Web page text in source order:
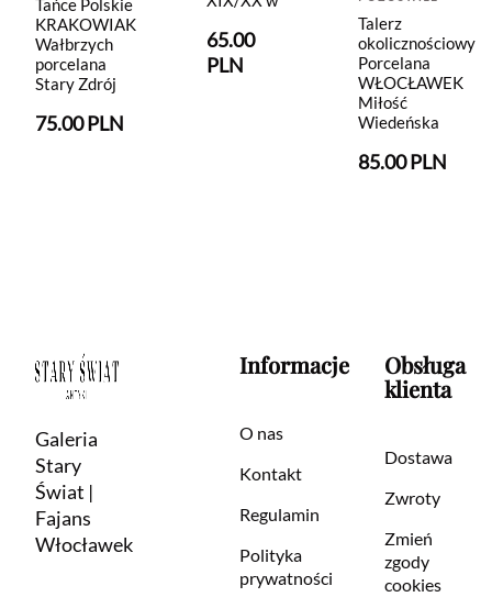
KRAKOWIAK
Wałbrzych
porcelana
Stary Zdrój
75.00 PLN
65.00
PLN
Talerz
okolicznościowy
Porcelana
WŁOCŁAWEK
Miłość
Wiedeńska
85.00 PLN
Galeria
Stary
Świat |
Fajans
Włocławek
Informacje
O nas
Kontakt
Regulamin
Polityka
prywatności
Obsługa
klienta
Dostawa
Zwroty
Zmień
zgody
cookies